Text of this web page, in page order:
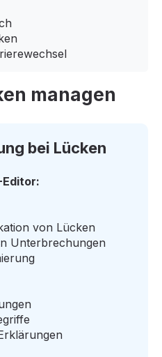
managen
bei Lücken
von Lücken
Unterbrechungen